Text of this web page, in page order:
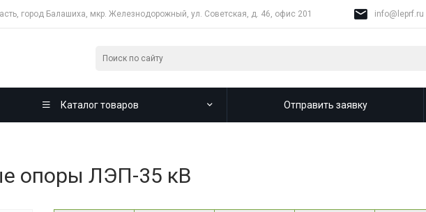
город Балашиха, мкр. Железнодорожный, ул. Советская, д. 46, офис 201 info@leprf.ru
Каталог товаров Отправить заявку
опоры ЛЭП-35 кВ